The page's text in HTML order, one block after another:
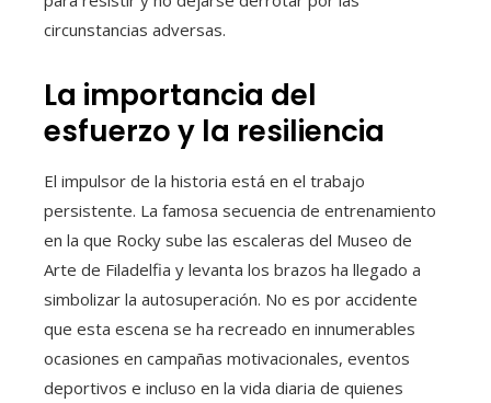
circunstancias adversas.
La importancia del
esfuerzo y la resiliencia
El impulsor de la historia está en el trabajo
persistente. La famosa secuencia de entrenamiento
en la que Rocky sube las escaleras del Museo de
Arte de Filadelfia y levanta los brazos ha llegado a
simbolizar la autosuperación. No es por accidente
que esta escena se ha recreado en innumerables
ocasiones en campañas motivacionales, eventos
deportivos e incluso en la vida diaria de quienes